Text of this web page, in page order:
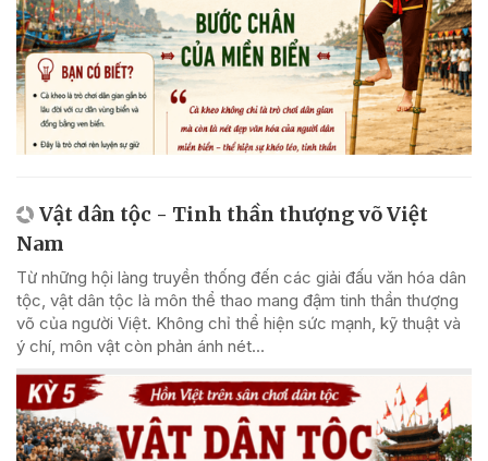
Vật dân tộc - Tinh thần thượng võ Việt
Nam
Từ những hội làng truyền thống đến các giải đấu văn hóa dân
tộc, vật dân tộc là môn thể thao mang đậm tinh thần thượng
võ của người Việt. Không chỉ thể hiện sức mạnh, kỹ thuật và
ý chí, môn vật còn phản ánh nét...